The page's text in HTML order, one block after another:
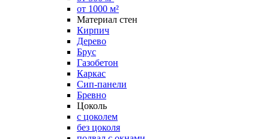
от 1000 м²
Материал стен
Кирпич
Дерево
Брус
Газобетон
Каркас
Сип-панели
Бревно
Цоколь
с цоколем
без цоколя